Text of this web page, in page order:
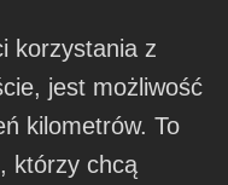
korzystania z
jest możliwość
kilometrów. To
którzy chcą